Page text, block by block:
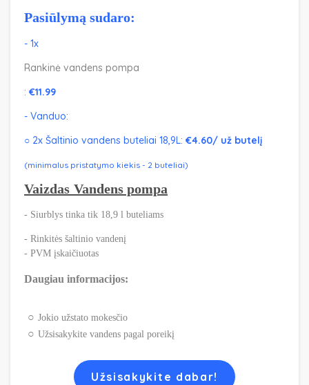
Pasiūlymą sudaro:
- 1x
Rankinė vandens pompa
: €11.99
- Vanduo:
○ 2x Šaltinio vandens buteliai 18,9L: €4.60/ už butelį
(minimalus pristatymo kiekis - 2 buteliai)
Vaizdas Vandens pompa
- Siurblys tinka tik 18,9 l buteliams
- Rinkitės šaltinio vandenį
- PVM įskaičiuotas
Daugiau informacijos:
Jokio užstato mokesčio
Užsisakykite vandens pagal poreikį
Užsisakykite dabar!